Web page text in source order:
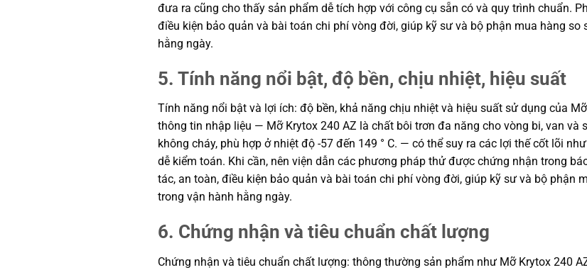
đưa ra cũng cho thấy sản phẩm dễ tích hợp với công cụ sẵn có và quy trình chuẩn.
điều kiện bảo quản và bài toán chi phí vòng đời, giúp kỹ sư và bộ phận mua hàng
hằng ngày.
5. Tính năng nổi bật, độ bền, chịu nhiệt, hiệu suất
Tính năng nổi bật và lợi ích: độ bền, khả năng chịu nhiệt và hiệu suất sử dụng của
thông tin nhập liệu — Mỡ Krytox 240 AZ là chất bôi trơn đa năng cho vòng bi, van và
không cháy, phù hợp ở nhiệt độ -57 đến 149 ° C. — có thể suy ra các lợi thế cốt lõi
dễ kiểm toán. Khi cần, nên viện dẫn các phương pháp thử được chứng nhận trong
tác, an toàn, điều kiện bảo quản và bài toán chi phí vòng đời, giúp kỹ sư và bộ phận
trong vận hành hằng ngày.
6. Chứng nhận và tiêu chuẩn chất lượng
Chứng nhận và tiêu chuẩn chất lượng: thông thường sản phẩm như Mỡ Krytox 240